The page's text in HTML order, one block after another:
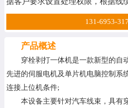
编织处理机
行业资讯
联系银钢
131-6953-
产品概述
穿栓剥打一体机是一款新型的自
先进的伺服电机及单片机电脑控制系
连接上位机条件;
本设备主要针对汽车线束，具有